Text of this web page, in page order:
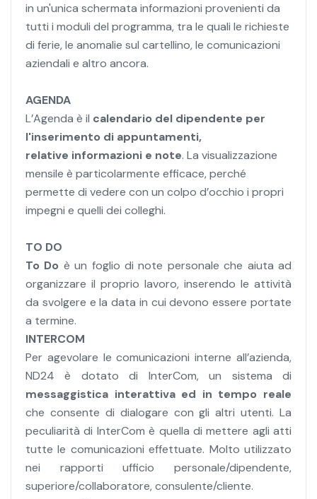
in un'unica schermata informazioni provenienti da
tutti i moduli del programma, tra le quali le richieste
di ferie, le anomalie sul cartellino, le comunicazioni
aziendali e altro ancora.
AGENDA
L’Agenda è il calendario del dipendente per
l'inserimento di appuntamenti,
relative informazioni e note. La visualizzazione
mensile è particolarmente efficace, perché
permette di vedere con un colpo d’occhio i propri
impegni e quelli dei colleghi.
TO DO
To Do è un foglio di note personale che aiuta ad
organizzare il proprio lavoro, inserendo le attività
da svolgere e la data in cui devono essere portate
a termine.
INTERCOM
Per agevolare le comunicazioni interne all’azienda,
ND24 è dotato di InterCom, un sistema di
messaggistica interattiva ed in tempo reale
che consente di dialogare con gli altri utenti. La
peculiarità di InterCom è quella di mettere agli atti
tutte le comunicazioni effettuate. Molto utilizzato
nei rapporti ufficio personale/dipendente,
superiore/collaboratore, consulente/cliente.